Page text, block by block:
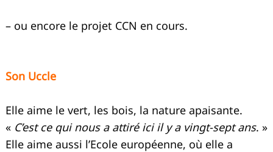
– ou encore le projet CCN en cours.
Son Uccle
Elle aime le vert, les bois, la nature apaisante.
« C’est ce qui nous a attiré ici il y a vingt-sept ans. »
Elle aime aussi l’Ecole européenne, où elle a